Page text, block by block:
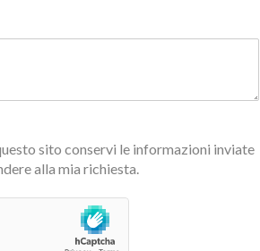
sito conservi le informazioni inviate
alla mia richiesta.